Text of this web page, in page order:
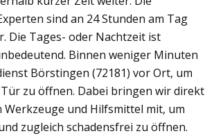
sind an 24 Stunden am Tag
Die Tages- oder Nachtzeit ist
Binnen weniger Minuten
Börstingen (72181) vor Ort, um
zu öffnen. Dabei bringen wir direkt
Werkzeuge und Hilfsmittel mit, um
zugleich schadensfrei zu öffnen.